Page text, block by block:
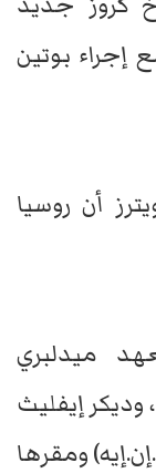
إجراء بوتين
أن روسيا
ميدلبري
وديكر إيفليث
ومقرها